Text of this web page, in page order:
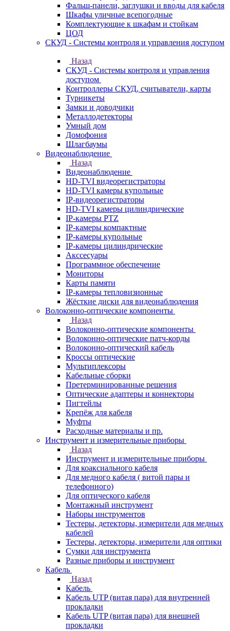
Фальш-панели, заглушки и вводы для кабеля
Шкафы уличные всепогодные
Комплектующие к шкафам и стойкам
ЦОД
СКУД - Системы контроля и управления доступом
Назад
СКУД - Системы контроля и управления
доступом
Контроллеры СКУД, считыватели, карты
Турникеты
Замки и доводчики
Металлодетекторы
Умный дом
Домофония
Шлагбаумы
Видеонаблюдение
Назад
Видеонаблюдение
HD-TVI видеорегистраторы
HD-TVI камеры купольные
IP-видеорегистраторы
HD-TVI камеры цилиндрические
IP-камеры PTZ
IP-камеры компактные
IP-камеры купольные
IP-камеры цилиндрические
Акссесуары
Программное обеспечение
Мониторы
Карты памяти
IP-камеры тепловизионные
Жёсткие диски для видеонаблюдения
Волоконно-оптические компоненты
Назад
Волоконно-оптические компоненты
Волоконно-оптические патч-корды
Волоконно-оптический кабель
Кроссы оптические
Мультиплексоры
Кабельные сборки
Претерминированные решения
Оптические адаптеры и коннекторы
Пигтейлы
Крепёж для кабеля
Муфты
Расходные материалы и пр.
Инструмент и измерительные приборы
Назад
Инструмент и измерительные приборы
Для коаксиального кабеля
Для медного кабеля ( витой пары и
телефонного)
Для оптического кабеля
Монтажный инструмент
Наборы инструментов
Тестеры, детекторы, измерители для медных
кабелей
Тестеры, детекторы, измерители для оптики
Сумки для инструмента
Разные приборы и инструмент
Кабель
Назад
Кабель
Кабель UTP (витая пара) для внутренней
прокладки
Кабель UTP (витая пара) для внешней
прокладки